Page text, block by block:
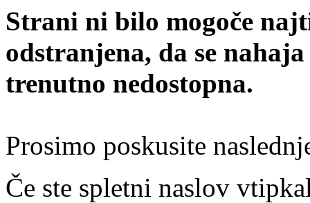
Strani ni bilo mogoče
odstranjena, da se
trenutno nedostopna.
Prosimo poskusite
Če ste spletni naslov